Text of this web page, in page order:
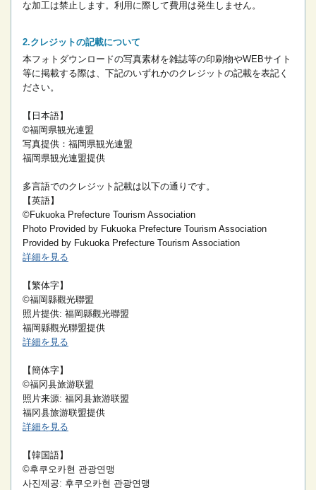
な加工は禁止します。 利用に際して費用は発生しません。
クレジットの記載について
本フォトダウンロードの写真素材を雑誌等の印刷物やWEBサイト
等に掲載する際は、下記のいずれかのクレジットの記載を表記く
ださい。
【日本語】
©福岡県観光連盟
写真提供：福岡県観光連盟
福岡県観光連盟提供
多言語でのクレジット記載は以下の通りです。
【英語】
©Fukuoka Prefecture Tourism Association
Photo Provided by Fukuoka Prefecture Tourism Association
Provided by Fukuoka Prefecture Tourism Association
詳細を見る
【繁体字】
©福岡縣觀光聯盟
照片提供: 福岡縣觀光聯盟
福岡縣觀光聯盟提供
詳細を見る
【簡体字】
©福冈县旅游联盟
照片来源: 福冈县旅游联盟
福冈县旅游联盟提供
詳細を見る
【韓国語】
©후쿠오카현 관광연맹
사진제공: 후쿠오카현 관광연맹